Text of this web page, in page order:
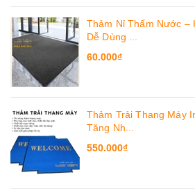
Thảm Nỉ Thấm Nước –
Dễ Dùng ...
60.000₫
Thảm Trải Thang Máy
Tăng Nh...
550.000₫